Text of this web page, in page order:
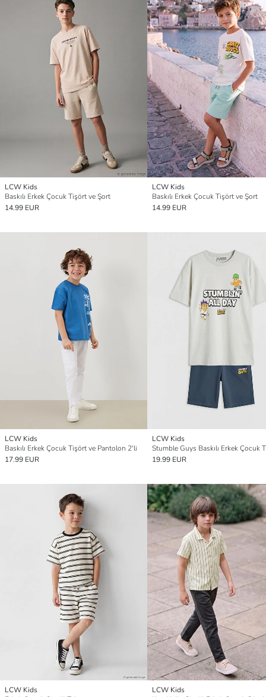
LCW Kids
Baskılı Erkek Çocuk Tişört ve Şort
14.99 EUR
LCW Kids
Baskılı Erkek Çocuk Tişört ve Şort
14.99 EUR
LCW Kids
Baskılı Erkek Çocuk Tişört ve Pantolon 2'li
17.99 EUR
LCW Kids
19.99 EUR
LCW Kids
LCW Kids